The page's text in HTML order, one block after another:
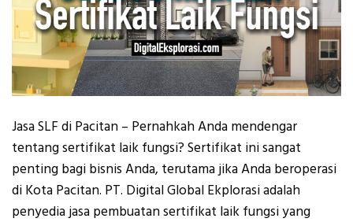
Jasa SLF di Pacitan – Pernahkah Anda mendengar
tentang sertifikat laik fungsi? Sertifikat ini sangat
penting bagi bisnis Anda, terutama jika Anda beroperasi
di Kota Pacitan. PT. Digital Global Ekplorasi adalah
penyedia jasa pembuatan sertifikat laik fungsi yang